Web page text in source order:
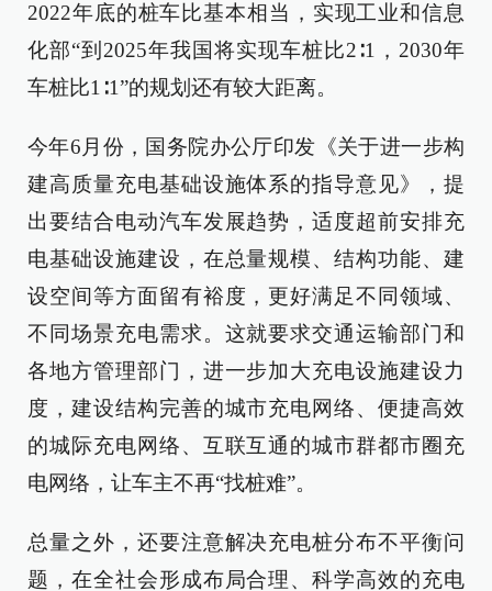
2022年底的桩车比基本相当，实现工业和信息
化部“到2025年我国将实现车桩比2∶1，2030年
车桩比1∶1”的规划还有较大距离。
今年6月份，国务院办公厅印发《关于进一步构
建高质量充电基础设施体系的指导意见》，提
出要结合电动汽车发展趋势，适度超前安排充
电基础设施建设，在总量规模、结构功能、建
设空间等方面留有裕度，更好满足不同领域、
不同场景充电需求。这就要求交通运输部门和
各地方管理部门，进一步加大充电设施建设力
度，建设结构完善的城市充电网络、便捷高效
的城际充电网络、互联互通的城市群都市圈充
电网络，让车主不再“找桩难”。
总量之外，还要注意解决充电桩分布不平衡问
题，在全社会形成布局合理、科学高效的充电